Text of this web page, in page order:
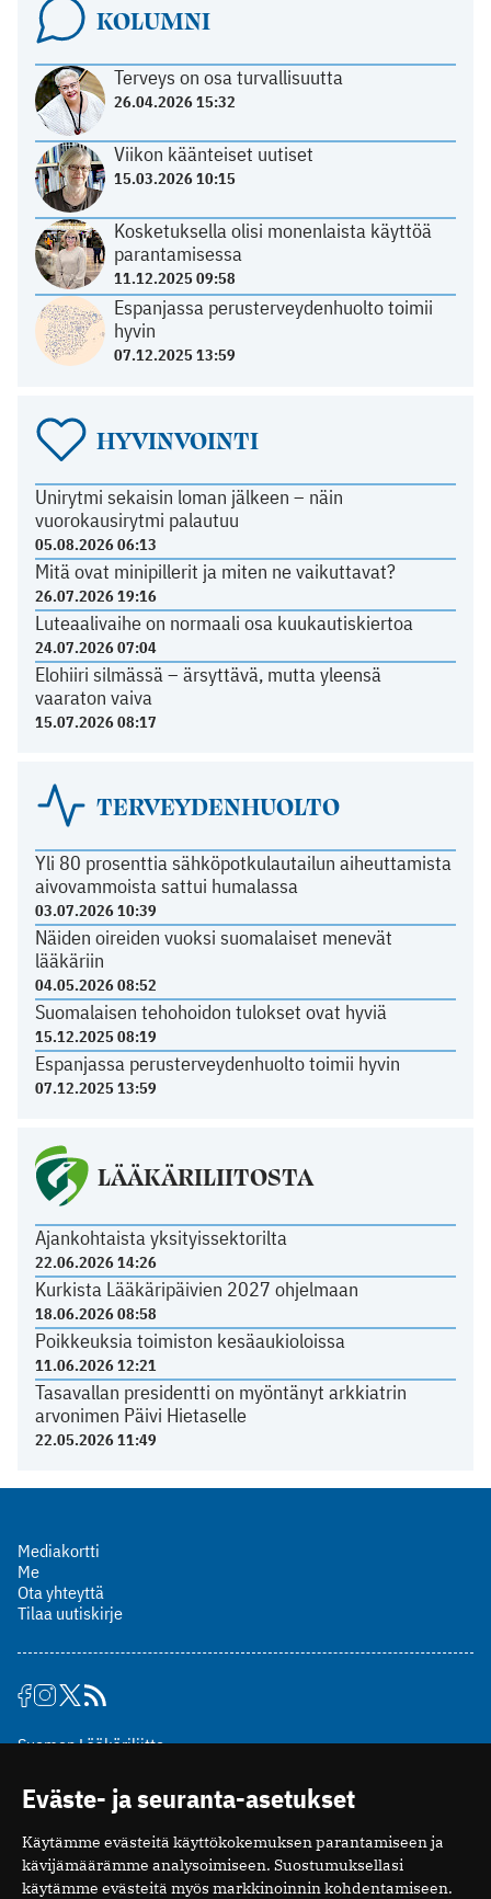
KOLUMNI
Terveys on osa turvallisuutta
26.04.2026 15:32
Viikon käänteiset uutiset
15.03.2026 10:15
Kosketuksella olisi monenlaista käyttöä
parantamisessa
11.12.2025 09:58
Espanjassa perusterveydenhuolto toimii
hyvin
07.12.2025 13:59
HYVINVOINTI
Unirytmi sekaisin loman jälkeen – näin
vuorokausirytmi palautuu
05.08.2026 06:13
Mitä ovat minipillerit ja miten ne vaikuttavat?
26.07.2026 19:16
Luteaalivaihe on normaali osa kuukautiskiertoa
24.07.2026 07:04
Elohiiri silmässä – ärsyttävä, mutta yleensä
vaaraton vaiva
15.07.2026 08:17
TERVEYDENHUOLTO
Yli 80 prosenttia sähköpotkulautailun aiheuttamista
aivovammoista sattui humalassa
03.07.2026 10:39
Näiden oireiden vuoksi suomalaiset menevät
lääkäriin
04.05.2026 08:52
Suomalaisen tehohoidon tulokset ovat hyviä
15.12.2025 08:19
Espanjassa perusterveydenhuolto toimii hyvin
07.12.2025 13:59
LÄÄKÄRILIITOSTA
Ajankohtaista yksityissektorilta
22.06.2026 14:26
Kurkista Lääkäripäivien 2027 ohjelmaan
18.06.2026 08:58
Poikkeuksia toimiston kesäaukioloissa
11.06.2026 12:21
Tasavallan presidentti on myöntänyt arkkiatrin
arvonimen Päivi Hietaselle
22.05.2026 11:49
Mediakortti
Me
Ota yhteyttä
Tilaa uutiskirje
Suomen Lääkäriliitto
00510 Helsinki
puh. (09) 393 091
toimitus@potilaanlaakarilehti.fi
ISSN 2323-9476
Eväste- ja seuranta-asetukset
Käytämme evästeitä käyttökokemuksen parantamiseen ja
kävijämäärämme analysoimiseen. Suostumuksellasi
käytämme evästeitä myös markkinoinnin kohdentamiseen.